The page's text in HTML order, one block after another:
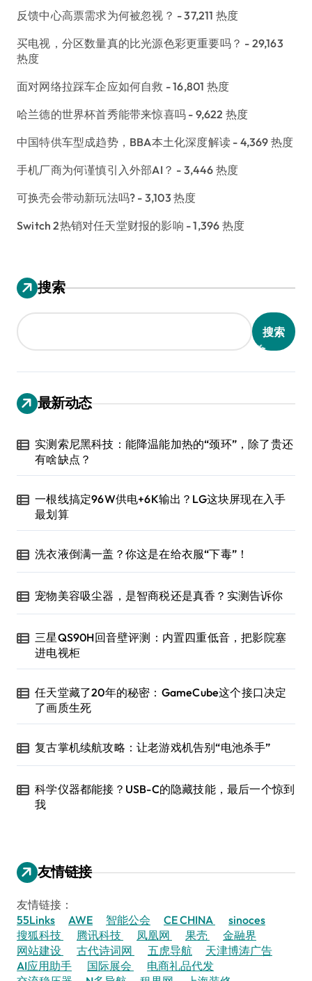
反馈中心高票需求为何被忽视？ - 37,211 热度
买电视，分区数量真的比光源色彩更重要吗？ - 29,163
热度
面对网络拉踩车企应如何自救 - 16,801 热度
哈兰德的世界杯首秀能带来惊喜吗 - 9,622 热度
中国特供车型成趋势，BBA本土化深度解读 - 4,369 热度
手机厂商为何谨慎引入外部AI？ - 3,446 热度
可换壳会带动新玩法吗? - 3,103 热度
Switch 2热销对任天堂财报的影响 - 1,396 热度
搜索
搜索
最新动态
实测索尼黑科技：能降温能加热的“颈环”，除了贵还
有啥缺点？
一根线搞定96W供电+6K输出？LG这块屏现在入手
最划算
洗衣液倒满一盖？你这是在给衣服“下毒”！
宠物美容吸尘器，是智商税还是真香？实测告诉你
三星QS90H回音壁评测：内置四重低音，把影院塞
进电视柜
任天堂藏了20年的秘密：GameCube这个接口决定
了画质生死
复古掌机续航攻略：让老游戏机告别“电池杀手”
科学仪器都能接？USB-C的隐藏技能，最后一个惊到
我
友情链接
友情链接：
55Links
AWE 智能公会 CE CHINA
sinoces
搜狐科技
腾讯科技 凤凰网 果壳
金融界
网站建设
古代诗词网 五虎导航
天津博涛广告
AI应用助手
国际展会
电商礼品代发